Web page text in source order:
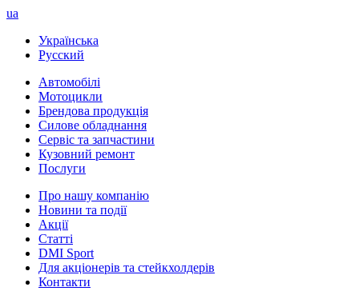
ua
Українська
Русский
Автомобілі
Мотоцикли
Брендова продукція
Силове обладнання
Сервіс та запчастини
Кузовний ремонт
Послуги
Про нашу компанію
Новини та події
Акції
Статті
DMI Sport
Для акціонерів та стейкхолдерів
Контакти